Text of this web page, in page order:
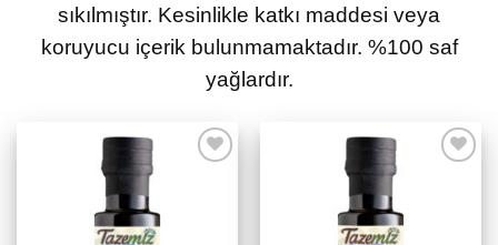
sıkılmıştır. Kesinlikle katkı maddesi veya
koruyucu içerik bulunmamaktadır. %100 saf
yağlardır.